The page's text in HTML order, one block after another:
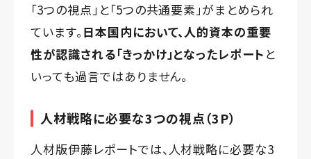
「3つの視点」と「5つの共通要素」がまとめられ
ています。 日本国内において、人的資本の重要
性が認識される「きっかけ」となったレポート と
いっても過言ではありません。
人材戦略に必要な3つの視点（3P）
人材版伊藤レポートでは、人材戦略に必要な3